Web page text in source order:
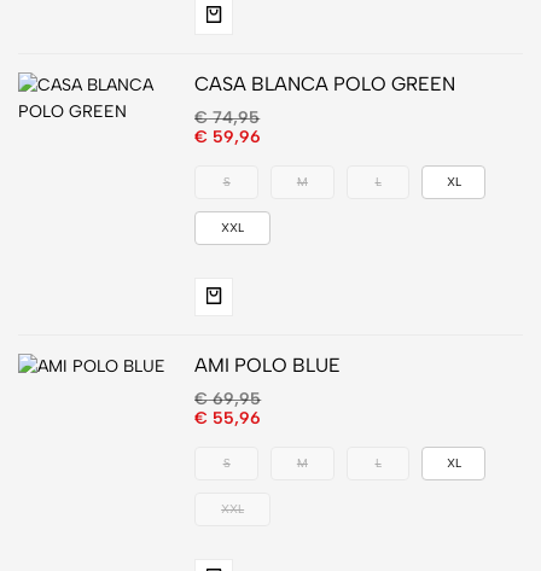
CASA BLANCA POLO GREEN
€74,95
€ 59,96
S M L XL
XXL
AMI POLO BLUE
€69,95
€ 55,96
S M L XL
XXL